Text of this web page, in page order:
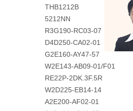
THB1212B
5212NN
R3G190-RC03-07
D4D250-CA02-01
G2E160-AY47-57
W2E143-AB09-01/F01
RE22P-2DK.3F.5R
W2D225-EB14-14
A2E200-AF02-01